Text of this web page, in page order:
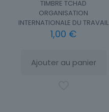
TIMBRE TCHAD
ORGANISATION
INTERNATIONALE DU TRAVAIL
1,00 €
Ajouter au panier